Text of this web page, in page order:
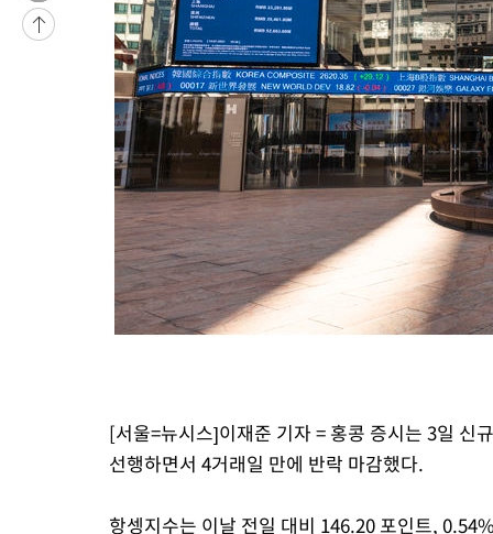
-16875초 전 >
'2경기 연속 침묵' 손흥민, 톨루카전 68분만 뛰고 슈팅 0개
-15627초 전 >
이강인, 오늘 서울서 AT마드리드 입단식…'전례 없는 특급대
'여긴 20도, 저긴 50도'…열화상 카메라로 본 폭염 저감시설 '온
콜롬비아 신임 우파 대통령 취임 하루만에 차량폭탄 폭발 사건
튀르키예 외무장관, "메카 3국 방위협정은 이란이 목표 아냐 " 밝혀
이군이 불법 군시설 건설한 레바논 남부에서 레바논군 3명 폭발로
[속보]美중부 사령관, 이스라엘 긴급방문 다중화된 전선 상황 논의
美 국방부, 켄달 전 공군장관 보안허가 취소…“에어포스원 기밀정
‘축구의 신’ 아르헨티나 축구 선수 메시의 부친 지병 별세
“美 이란전 무기 소진…북한과 분쟁시 주한 미군 취약해질 수 있어”
[서울=뉴시스]이재준 기자 = 홍콩 증시는 3일 신
선행하면서 4거래일 만에 반락 마감했다.
항셍지수는 이날 전일 대비 146.20 포인트,